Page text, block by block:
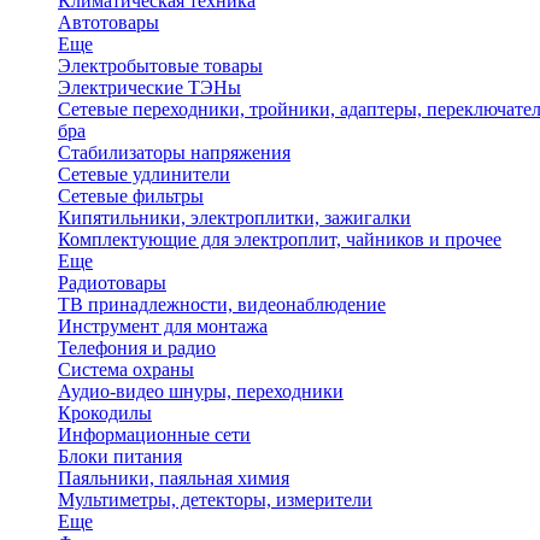
Автотовары
Еще
Электробытовые товары
Электрические ТЭНы
Сетевые переходники, тройники, адаптеры,
бра
Стабилизаторы напряжения
Сетевые удлинители
Сетевые фильтры
Кипятильники, электроплитки, зажигалки
Комплектующие для электроплит, чайников и прочее
Еще
Радиотовары
ТВ принадлежности, видеонаблюдение
Инструмент для монтажа
Телефония и радио
Система охраны
Аудио-видео шнуры, переходники
Крокодилы
Информационные сети
Блоки питания
Паяльники, паяльная химия
Мультиметры, детекторы, измерители
Еще